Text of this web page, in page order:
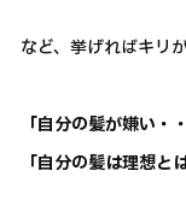
など、挙げればキリ
「自分の髪が嫌い・・
「自分の髪は理想と